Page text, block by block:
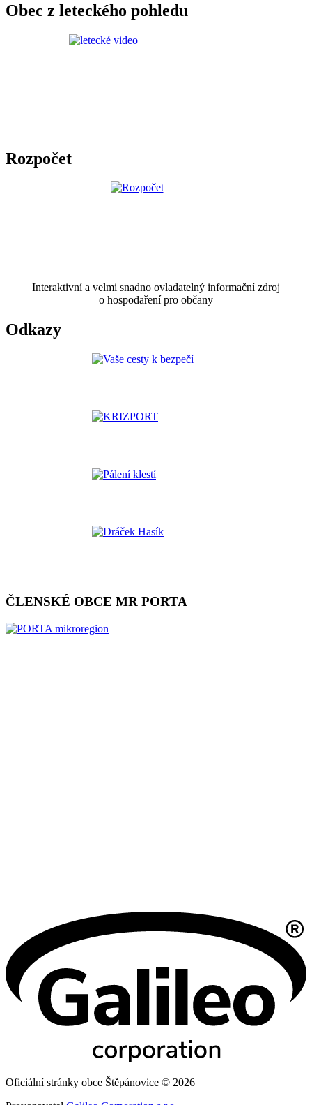
Obec z leteckého pohledu
Rozpočet
Interaktivní a velmi snadno ovladatelný informační zdroj
o hospodaření pro občany
Odkazy
ČLENSKÉ OBCE MR PORTA
Oficiální stránky obce Štěpánovice © 2026